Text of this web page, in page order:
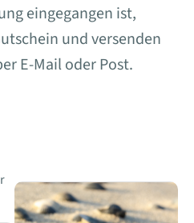
eingegangen ist,
und versenden
E-Mail oder Post.